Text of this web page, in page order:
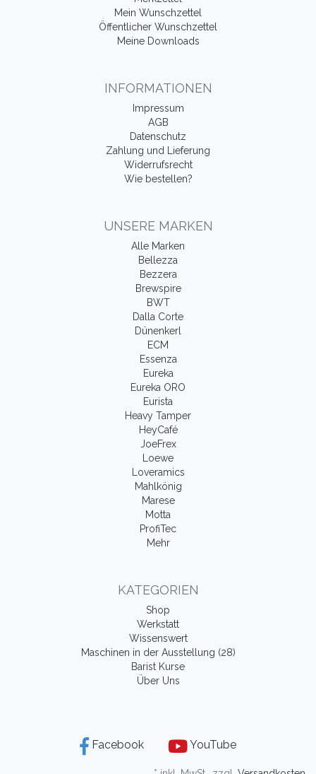
Mein Wunschzettel
Öffentlicher Wunschzettel
Meine Downloads
INFORMATIONEN
Impressum
AGB
Datenschutz
Zahlung und Lieferung
Widerrufsrecht
Wie bestellen?
UNSERE MARKEN
Alle Marken
Bellezza
Bezzera
Brewspire
BWT
Dalla Corte
Dünenkerl
ECM
Essenza
Eureka
Eureka ORO
Eurista
Heavy Tamper
HeyCafé
JoeFrex
Loewe
Loveramics
Mahlkönig
Marese
Motta
ProfiTec
Mehr
KATEGORIEN
Shop
Werkstatt
Wissenswert
Maschinen in der Ausstellung (28)
Barist Kurse
Über Uns
Facebook YouTube